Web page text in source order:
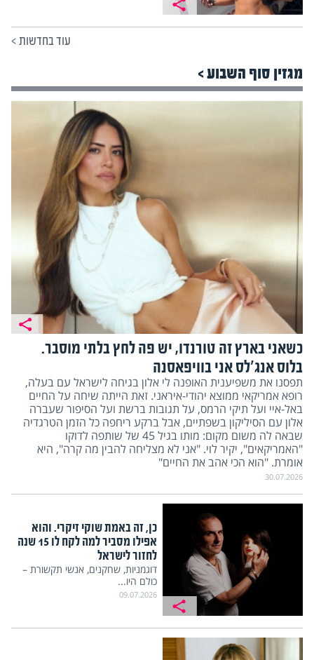
עוד בחדשות>
מגזין סוף השבוע >
כשאני בארץ זה טורנדו, יש פה לחץ בלתי מוסבר.
בלוס אנג'לס אני בוויפאסנה
תפסנו את משפיענית האופנה לי אלון בגיחה לישראל עם בעלה,
רופא אמריקאי ממוצא יהודי-איראני. זאת הייתה שיחה על החיים
באל-איי ועל תיקי הרמס, על תגובות ברשת ועל הסיפור שעברה
אלון עם הסיליקון בשפתיים, אבל ברקע ריחפה כל הזמן הטרגדיה
שבאה לה משום מקום: מותו בגיל 45 של שותפה לדוקו
"האמריקאים", יקיר לוי. "אני לא מצליחה להבין מה קרה", היא
אומרת. "הוא הכי אהב את החיים"
30.07.2026
כן, זה באמת שוקי זיקרי. והוא
אפילו מסביר למה לקח לו 15 שנה
לחזור לישראל
דוגמניות, שחקנים, אנשי תקשורת –
כולם היו...
09.07.2026